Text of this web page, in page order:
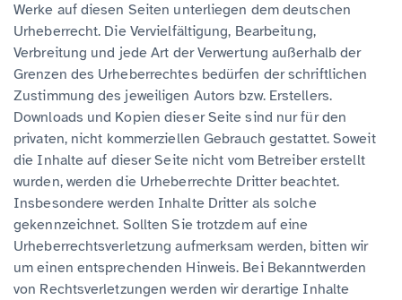
Werke auf diesen Seiten unterliegen dem deutschen
Urheberrecht. Die Vervielfältigung, Bearbeitung,
Verbreitung und jede Art der Verwertung außerhalb der
Grenzen des Urheberrechtes bedürfen der schriftlichen
Zustimmung des jeweiligen Autors bzw. Erstellers.
Downloads und Kopien dieser Seite sind nur für den
privaten, nicht kommerziellen Gebrauch gestattet. Soweit
die Inhalte auf dieser Seite nicht vom Betreiber erstellt
wurden, werden die Urheberrechte Dritter beachtet.
Insbesondere werden Inhalte Dritter als solche
gekennzeichnet. Sollten Sie trotzdem auf eine
Urheberrechtsverletzung aufmerksam werden, bitten wir
um einen entsprechenden Hinweis. Bei Bekanntwerden
von Rechtsverletzungen werden wir derartige Inhalte